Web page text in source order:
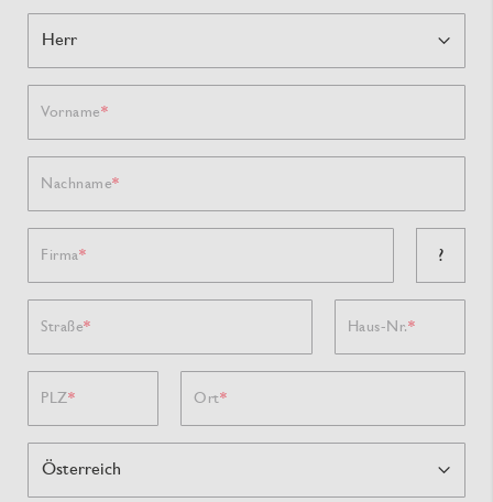
Vorname
Nachname
Firma ?
Straße Haus-Nr.
PLZ Ort